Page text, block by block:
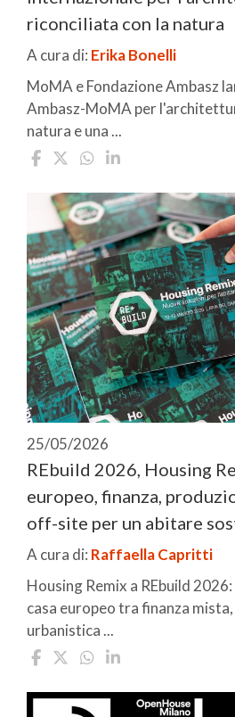
riconciliata con la natura
A cura di: Erika Bonelli
MoMA e Fondazione Ambasz
Ambasz-MoMA per
natura e una ...
25/05/2026
REbuild 2026, Housing
europeo, finanza,
off-site per un abitare
A cura di: Raffaella Capritti
Housing Remix a REbuild
casa europeo tra finanza
urbanistica ...